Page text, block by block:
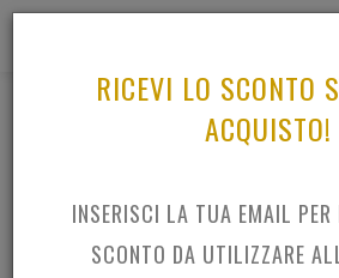
MARCHE GIOIELLI
TUTTO IL CATALOGO MARCHE
NICOLELLO
RICEVI LO SCONTO
ACQUISTO!
INSERISCI LA TUA EMAIL PER
SCONTO DA UTILIZZARE